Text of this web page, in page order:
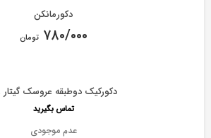
دکورمانکن
۷۸۰/۰۰۰ تومان
دکورکیک دوطبقه عروسک
تماس بگیرید
عدم موجودی